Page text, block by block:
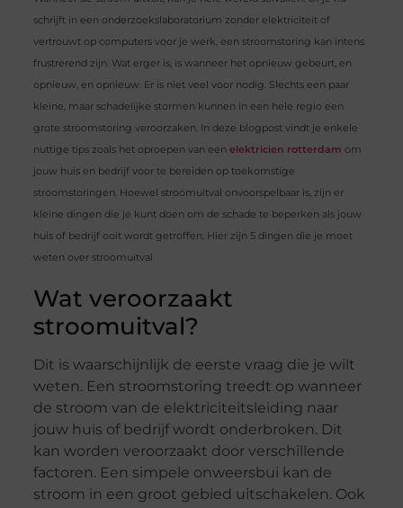
schrijft in een onderzoekslaboratorium zonder elektriciteit of
vertrouwt op computers voor je werk, een stroomstoring kan intens
frustrerend zijn. Wat erger is, is wanneer het opnieuw gebeurt, en
opnieuw, en opnieuw. Er is niet veel voor nodig. Slechts een paar
kleine, maar schadelijke stormen kunnen in een hele regio een
grote stroomstoring veroorzaken. In deze blogpost vindt je enkele
nuttige tips zoals het oproepen van een elektricien rotterdam om
jouw huis en bedrijf voor te bereiden op toekomstige
stroomstoringen. Hoewel stroomuitval onvoorspelbaar is, zijn er
kleine dingen die je kunt doen om de schade te beperken als jouw
huis of bedrijf ooit wordt getroffen. Hier zijn 5 dingen die je moet
weten over stroomuitval
Wat veroorzaakt
stroomuitval?
Dit is waarschijnlijk de eerste vraag die je wilt
weten. Een stroomstoring treedt op wanneer
de stroom van de elektriciteitsleiding naar
jouw huis of bedrijf wordt onderbroken. Dit
kan worden veroorzaakt door verschillende
factoren. Een simpele onweersbui kan de
stroom in een groot gebied uitschakelen. Ook